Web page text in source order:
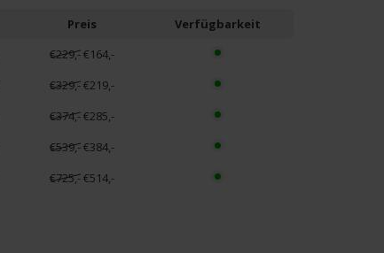
Preis
Verfügbarkeit
€229,-€164,-
€329,-€219,-
€374,-€285,-
€539,-€384,-
€725,-€514,-